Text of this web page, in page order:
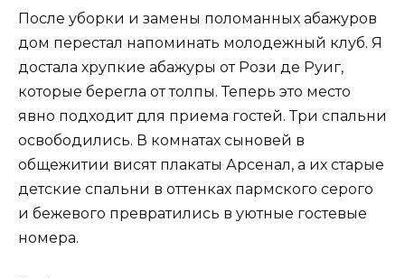
После уборки и замены поломанных абажуров
дом перестал напоминать молодежный клуб. Я
достала хрупкие абажуры от Рози де Руиг,
которые берегла от толпы. Теперь это место
явно подходит для приема гостей. Три спальни
освободились. В комнатах сыновей в
общежитии висят плакаты Арсенал, а их старые
детские спальни в оттенках пармского серого
и бежевого превратились в уютные гостевые
номера.